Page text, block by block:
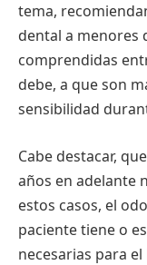
tema,
dental a menores
comprendidas
debe, a que son
sensibilidad
Cabe destacar,
años en adelante
estos casos, el
paciente tiene o
necesarias para